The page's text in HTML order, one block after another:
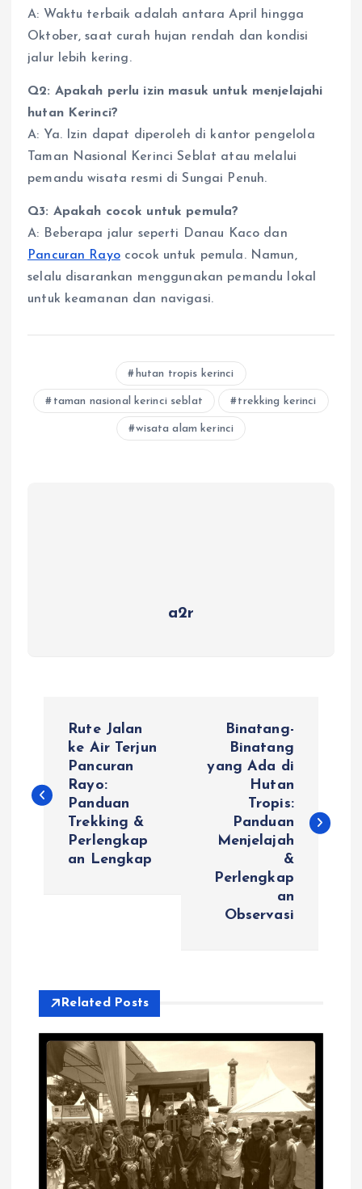
A: Waktu terbaik adalah antara April hingga
Oktober, saat curah hujan rendah dan kondisi
jalur lebih kering.
Q2: Apakah perlu izin masuk untuk menjelajahi
hutan Kerinci?
A: Ya. Izin dapat diperoleh di kantor pengelola
Taman Nasional Kerinci Seblat atau melalui
pemandu wisata resmi di Sungai Penuh.
Q3: Apakah cocok untuk pemula?
A: Beberapa jalur seperti Danau Kaco dan
Pancuran Rayococok untuk pemula. Namun,
selalu disarankan menggunakan pemandu lokal
untuk keamanan dan navigasi.
hutan tropis kerinci
taman nasional kerinci seblat trekking kerinci
wisata alam kerinci
a2r
s
g
Rute Jalan
ke Air Terjun
Pancuran
Rayo:
Panduan
Trekking &
Perlengkap
an Lengkap
Binatang-
Binatang
yang Ada di
Hutan
Tropis:
Panduan
Menjelajah
&
Perlengkap
an
Observasi
Related Posts